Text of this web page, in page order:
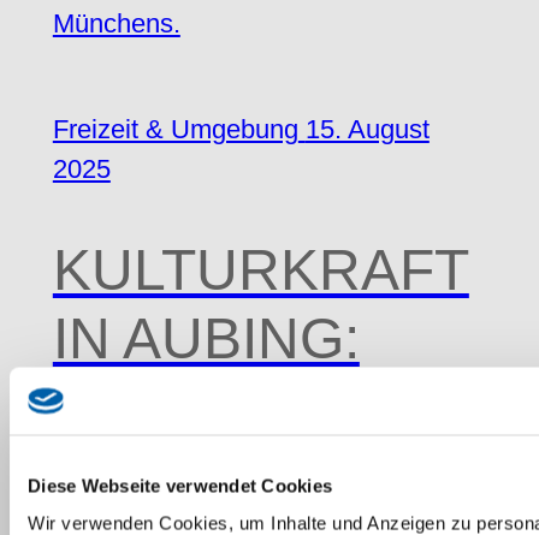
Diese Webseite verwendet Cookies
Wir verwenden Cookies, um Inhalte und Anzeigen zu
Münchens.
Freizeit & Umgebung 15. August
2025
KULTURKRAFT
IN AUBING:
DAS BERGSON